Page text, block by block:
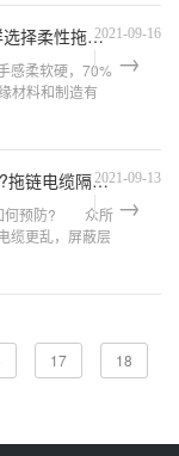
拖链电缆是不是越软越好,怎样选择柔性拖链电缆?2021-09-16
柔软硬，70%
材料和制造有
拖链电缆如何预防屏蔽层损坏?拖链电缆隔离片的使用注意事项!
2021-09-13
如何预防? 众所
缆更乱，屏蔽层
17 18